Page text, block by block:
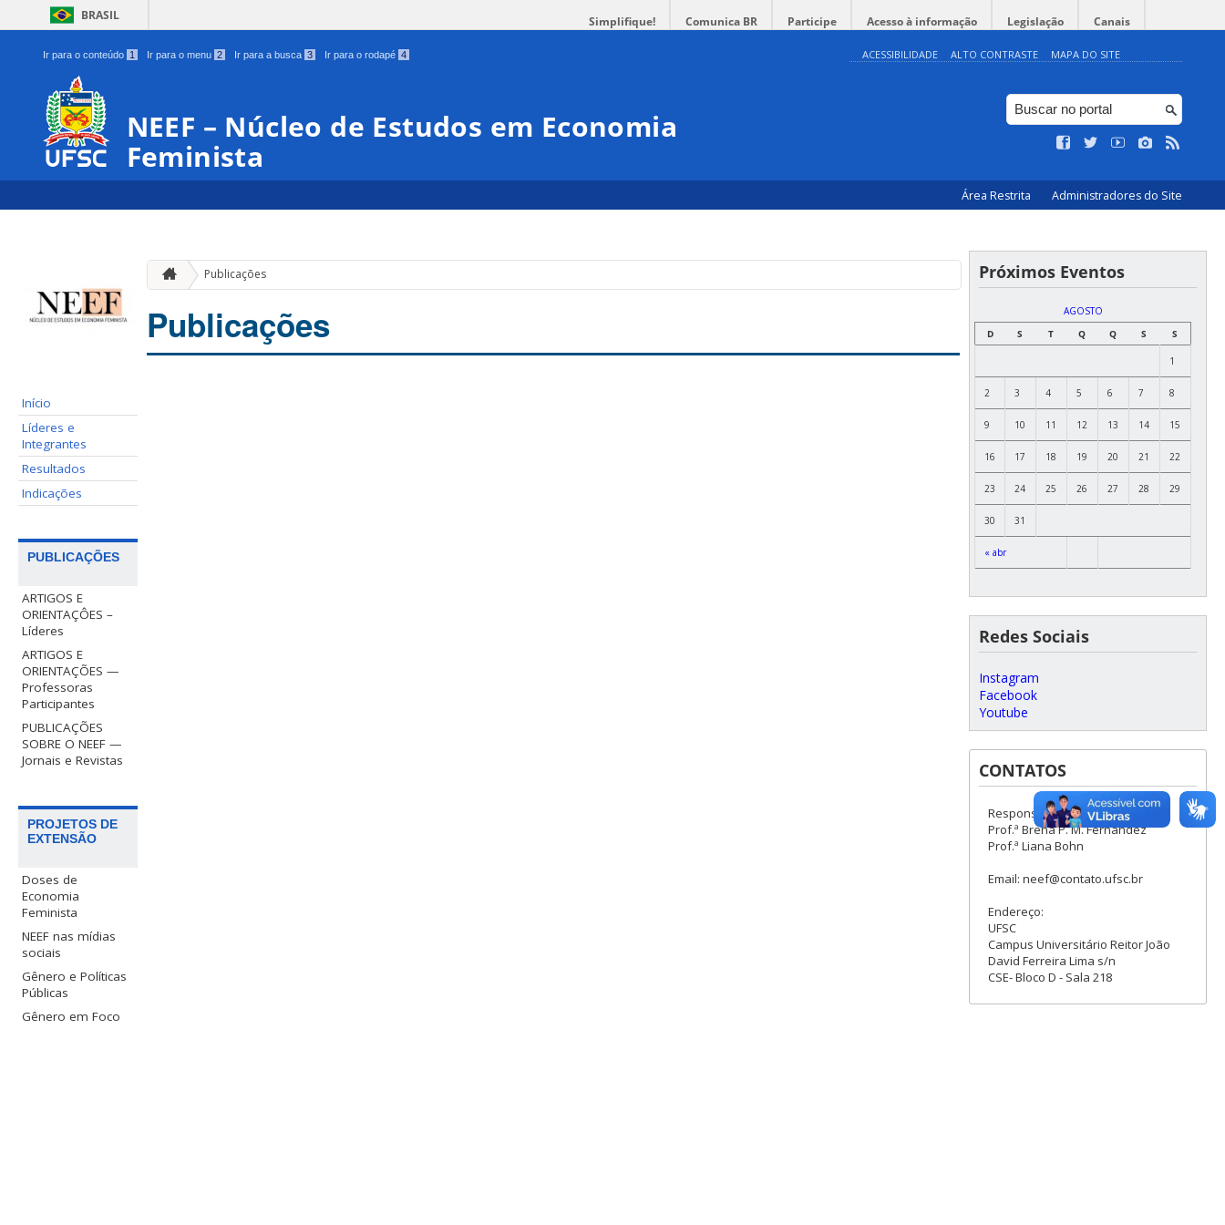
BRASIL Simplifique! Comunica BR Participe Acesso à informação Legislação Canais
Ir para o conteúdo 1 Ir para o menu 2 Ir para a busca 3 Ir para o rodapé 4 ACESSIBILIDADE ALTO CONTRASTE MAPA DO SITE
NEEF – Núcleo de Estudos em Economia
Feminista
Área Restrita Administradores do Site
Início
Líderes e
Integrantes
Resultados
Indicações
PUBLICAÇÕES
ARTIGOS E
ORIENTAÇÔES –
Líderes
ARTIGOS E
ORIENTAÇÕES —
Professoras
Participantes
PUBLICAÇÕES
SOBRE O NEEF —
Jornais e Revistas
PROJETOS DE
EXTENSÃO
Doses de
Economia
Feminista
NEEF nas mídias
sociais
Gênero e Políticas
Públicas
Gênero em Foco
Publicações
Publicações
Próximos Eventos
AGOSTO
D
S T Q Q S S
« abr
1
2 3 4 5 6 7 8
9 10 11 12 13 14 15
16 17 18 19 20 21 22
23 24 25 26 27 28 29
30 31
Redes Sociais
Instagram
Facebook
Youtube
CONTATOS
Responsáveis:
Prof.ª Brena P. M. Fernandez
Prof.ª Liana Bohn
Email: neef@contato.ufsc.br
Endereço:
UFSC
Campus Universitário Reitor João
David Ferreira Lima s/n
CSE- Bloco D - Sala 218